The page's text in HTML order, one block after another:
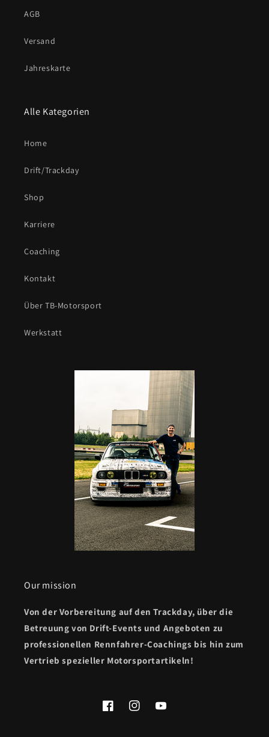
AGB
Versand
Jahreskarte
Alle Kategorien
Home
Drift/Trackday
Shop
Karriere
Coaching
Kontakt
Über TB-Motorsport
Werkstatt
Our mission
Von der Vorbereitung auf den Trackday, über die
Betreuung von Drift-Events und Angeboten zu
professionellen Rennfahrer-Coachings bis hin zum
Vertrieb spezieller Motorsportartikeln!
FacebookInstagramYouTube